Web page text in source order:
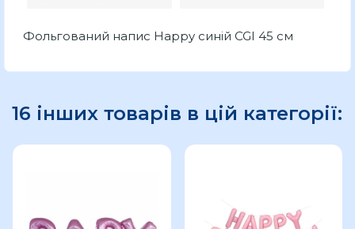
Фольгований напис Happy синій CGI 45 см
16 інших товарів в цій категорії: